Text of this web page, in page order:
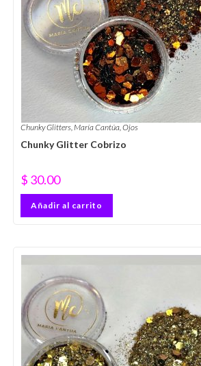
Chunky Glitters, María Cantúa, Ojos
Chunky Glitter Cobrizo
$ 30.00
Añadir al carrito